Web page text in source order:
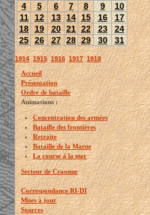
4
5 6 7 8 9
10
11
12 13 14 15 16
17
18 19 20 21 22 23
24
25 26 27 28 29 30 31
1914 1915 1916 1917 1918
Accueil
Présentation
Ordre de bataille
Animations :
Concentration des armées
Bataille des frontières
Retraite
Bataille de la Marne
La course à la mer
Secteur de Craonne
Correspondance RI-DI
Mises à jour
Sources